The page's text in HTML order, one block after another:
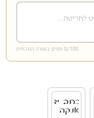
0/100 תווים בשורה הנוכחית